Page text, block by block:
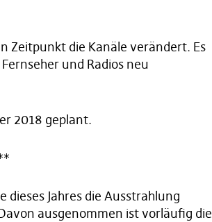
Zeitpunkt die Kanäle verändert. Es
und Radios neu
2018 geplant.
dieses Jahres die Ausstrahlung
ausgenommen ist vorläufig die